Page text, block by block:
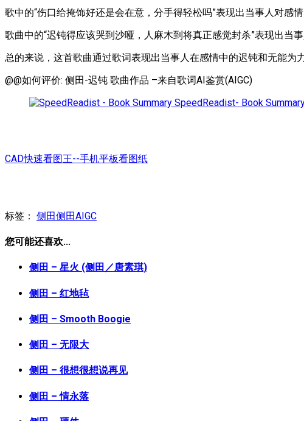
歌中的“伤口给掩饰好还是会在意，分手得轻松吗”表现出当事人对感
歌曲中的“迟钝得应该哭到沙哑，人麻木到将真正感觉封杀”表现出当
总的来说，这首歌曲通过歌词表现出当事人在感情中的迟钝和无能为
@@如何评价: 侧田-迟钝 歌曲作品 –来自歌词AI鉴赏(AIGC)
SpeedReadist- Book
CAD快速看图王--手机平板看图纸
标签： 侧田侧田AIGC
您可能还喜欢...
侧田 – 星火 (侧田／唐素琪)
侧田 – 红地毡
侧田 – Smooth Boogie
侧田 – 无限大
侧田 – 很想很想说再见
侧田 – 情永落